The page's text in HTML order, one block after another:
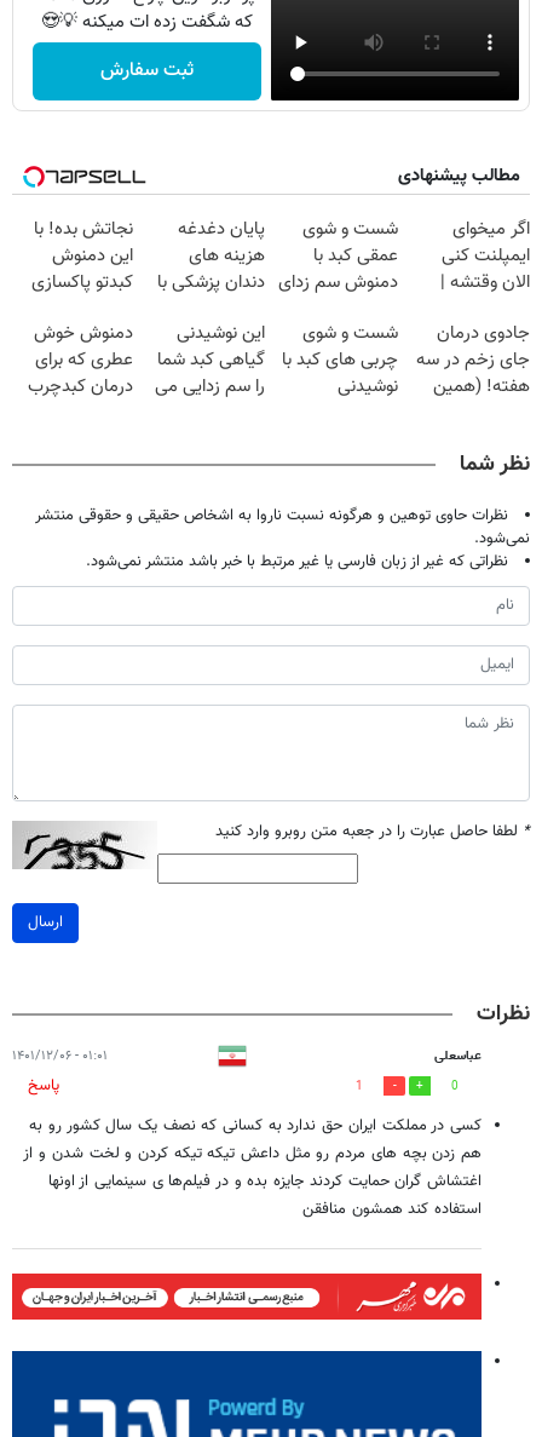
که شگفت زده ات میکنه 💡😍
ثبت سفارش
مطالب پیشنهادی
اگر میخوای
ایمپلنت کنی
الان وقتشه |
میلیون تومان!!!
شست و شوی
عمقی کبد با
دمنوش سم زدای
پایان دغدغه
هزینه های
دندان پزشکی با
خانگی
نجاتش بده! با
این دمنوش
کبدتو پاکسازی
مرجوعی
جادوی درمان
جای زخم در سه
هفته! (همین
شست و شوی
چربی های کبد با
نوشیدنی
این نوشیدنی
گیاهی کبد شما
را سم زدایی می
دمنوش خوش
عطری که برای
درمان کبدچرب
نظر شما
نظرات حاوی توهین و هرگونه نسبت ناروا به اشخاص حقیقی و حقوقی منتشر
نمی‌شود.
نظراتی که غیر از زبان فارسی یا غیر مرتبط با خبر باشد منتشر نمی‌شود.
* لطفا حاصل عبارت را در جعبه متن روبرو وارد کنید
ارسال
نظرات
عباسعلی ۰۱:۰۱ - ۱۴۰۱/۱۲/۰۶
0
1
پاسخ
کسی در مملکت ایران حق ندارد به کسانی که نصف یک سال کشور رو به
هم زدن بچه های مردم رو مثل داعش تیکه تیکه کردن و لخت شدن و از
اغتشاش گران حمایت کردند جایزه بده و در فیلم‌ها ی سینمایی از اونها
استفاده کند همشون منافقن